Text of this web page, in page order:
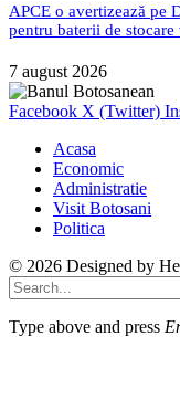
APCE o avertizează pe
pentru baterii de
7 august 2026
Facebook X (Twitter)
Acasa
Economic
Administratie
Visit Botosani
Politica
© 2026 Designed by
Type above and press